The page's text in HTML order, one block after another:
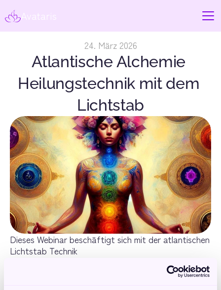
Avataris
24. März 2026
Atlantische Alchemie
Heilungstechnik mit dem
Lichtstab
Dieses Webinar beschäftigt sich mit der atlantischen
Lichtstab Technik
Aktivierung des atlantischen Lichtstabes